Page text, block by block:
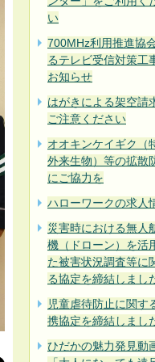
い
700MHz利用推進協
るテレビ受信対策工
お知らせ
はがきによる架空請
ご注意ください
オオキンケイギク（
外来生物）等の拡散
にご協力を
ハローワークの求人
災害時における無人
機（ドローン）を活
た被害状況調査等に
る協定を締結しまし
児童虐待防止に関す
携協定を締結しまし
ひだかの魅力発見動